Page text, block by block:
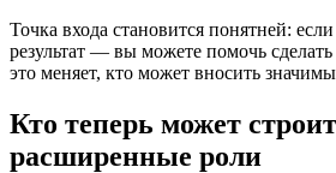
Точка входа становится понятней:
результат — вы можете помочь
это меняет, кто может вносить
Кто теперь может
расширенные роли